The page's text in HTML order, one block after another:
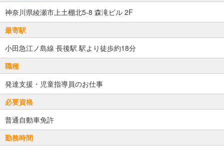
神奈川県綾瀬市上土棚北5-8 森滝ビル 2F
最寄駅
小田急江ノ島線 長後駅 駅より徒歩約18分
職種
発達支援・児童指導員のお仕事
必要資格
普通自動車免許
勤務時間